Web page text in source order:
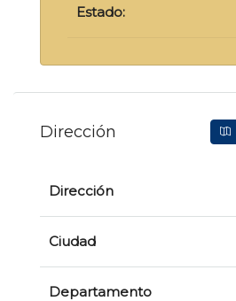
Estado:
Dirección
Dirección
Ciudad
Departamento